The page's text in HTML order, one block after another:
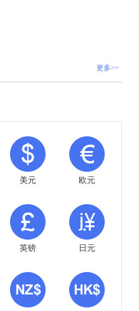
更多>>
美元 欧元
英镑 日元